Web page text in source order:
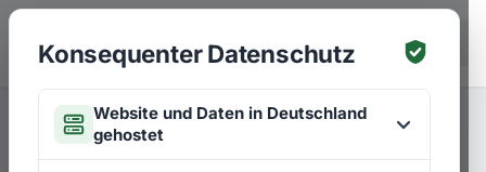
Zum Hauptinhalt springen
EN
Konsequenter Datenschutz
Website und Daten in Deutschland
gehostet